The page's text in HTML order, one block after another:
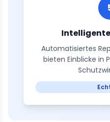
Automatisiertes
bieten Einblicke in